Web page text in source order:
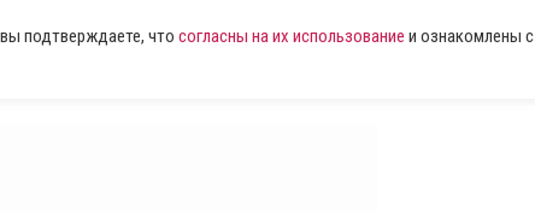
подтверждаете, что согласны на их использование и ознакомлены с